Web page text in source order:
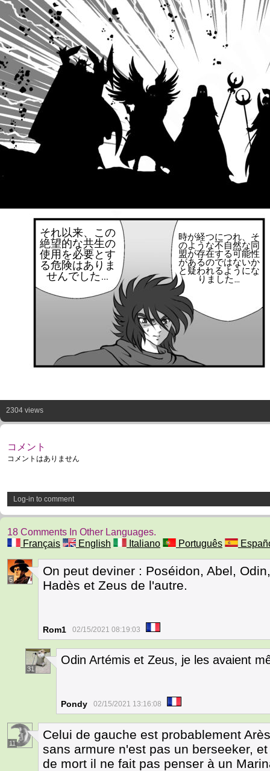
それ以来、この
絶望的な共生の
使用を必要とす
る危険はありま
せんでした…
時が経つにつれ、そ
のような不自然な同
盟が存在する可能性
があるのではないか
と疑われるようにな
りました…
2304 views
コメント
コメントはありません
Log-in to comment
18 Comments In Other Languages.
Français
English Italiano Português
5
On peut deviner : Poséidon, Abel,
Hadès et Zeus de l'autre.
Rom1 02/15/2021 08:19:03
31
Odin Artémis et Zeus, je les avaient
Pondy 02/15/2021 13:16:08
11
Celui de gauche est probablement
sans armure n'est pas un berseeker,
de mort il ne fait pas penser à un